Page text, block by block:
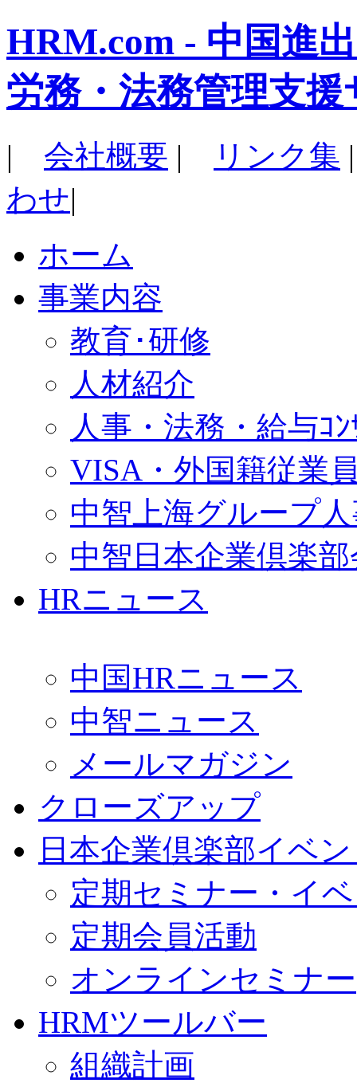
HRM.com - 中国進
労務・法務管理支援
| 会社概要 | リンク集
わせ|
ホーム
事業内容
教育･研修
人材紹介
人事・法務・給与ｺﾝ
VISA・外国籍従業
中智上海グループ
中智日本企業倶楽
HRニュース
中国HRニュース
中智ニュース
メールマガジン
クローズアップ
日本企業倶楽部イベ
定期セミナー・イ
定期会員活動
オンラインセミナー
HRMツールバー
組織計画